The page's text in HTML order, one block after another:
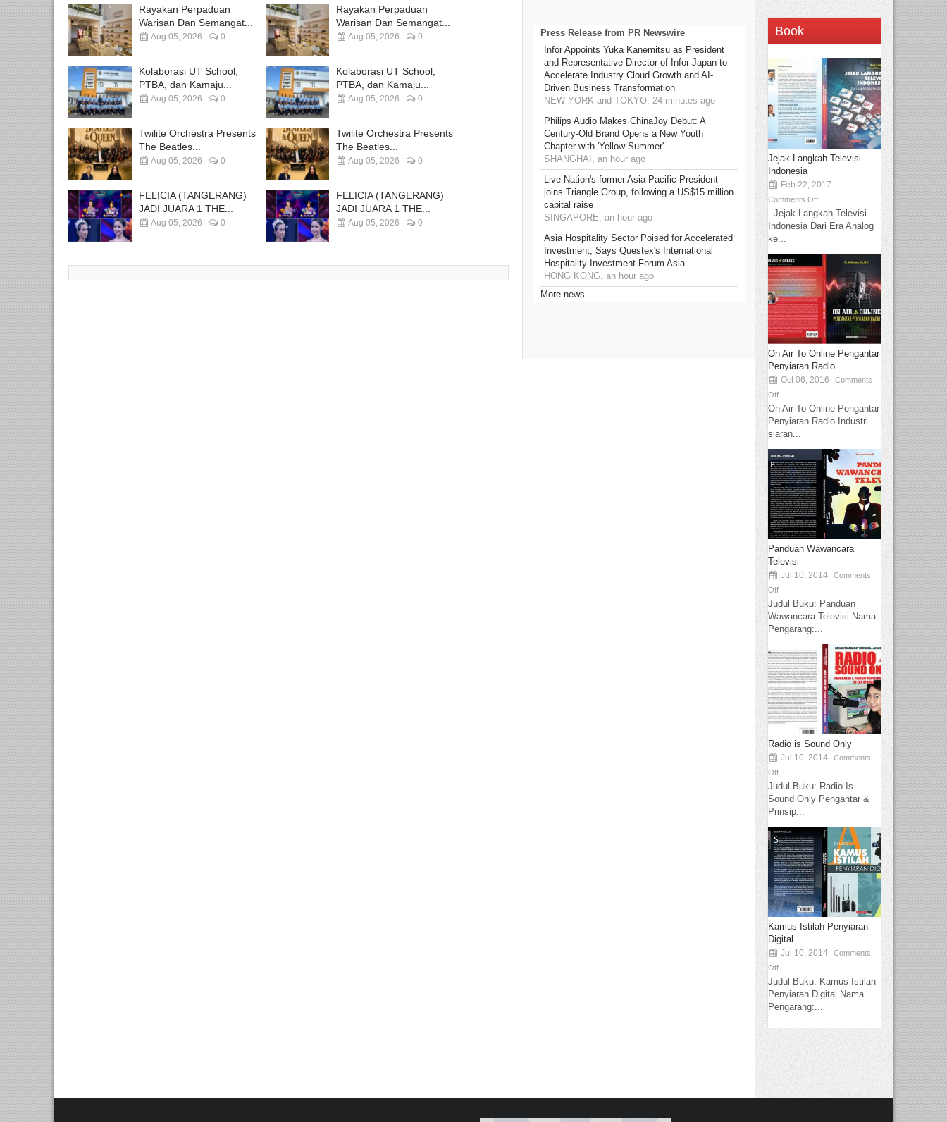
Rayakan Perpaduan
Warisan Dan Semangat...
Aug 05, 2026 0
Kolaborasi UT School,
PTBA, dan Kamaju...
Aug 05, 2026 0
Twilite Orchestra Presents
The Beatles...
Aug 05, 2026 0
FELICIA (TANGERANG)
JADI JUARA 1 THE...
Aug 05, 2026 0
Rayakan Perpaduan
Warisan Dan Semangat...
Aug 05, 2026 0
Kolaborasi UT School,
PTBA, dan Kamaju...
Aug 05, 2026 0
Twilite Orchestra Presents
The Beatles...
Aug 05, 2026 0
FELICIA (TANGERANG)
JADI JUARA 1 THE...
Aug 05, 2026 0
Press Release from PR Newswire
Infor Appoints Yuka Kanemitsu as President
and Representative Director of Infor Japan to
Accelerate Industry Cloud Growth and AI-
Driven Business Transformation
NEW YORK and TOKYO, 24 minutes ago
Philips Audio Makes ChinaJoy Debut: A
Century-Old Brand Opens a New Youth
Chapter with 'Yellow Summer'
SHANGHAI, an hour ago
Live Nation's former Asia Pacific President
joins Triangle Group, following a US$15 million
capital raise
SINGAPORE, an hour ago
Asia Hospitality Sector Poised for Accelerated
Investment, Says Questex's International
Hospitality Investment Forum Asia
HONG KONG, an hour ago
More news
Book
Jejak Langkah Televisi
Indonesia
Feb 22, 2017
Comments Off
Jejak Langkah Televisi
Indonesia Dari Era Analog
ke...
On Air To Online Pengantar
Penyiaran Radio
Oct 06, 2016
Comments
Off
On Air To Online Pengantar
Penyiaran Radio Industri
siaran...
Panduan Wawancara
Televisi
Jul 10, 2014
Comments
Off
Judul Buku: Panduan
Wawancara Televisi Nama
Pengarang:...
Radio is Sound Only
Jul 10, 2014
Comments
Off
Judul Buku: Radio Is
Sound Only Pengantar &
Prinsip...
Kamus Istilah Penyiaran
Digital
Jul 10, 2014
Comments
Off
Judul Buku: Kamus Istilah
Penyiaran Digital Nama
Pengarang:...